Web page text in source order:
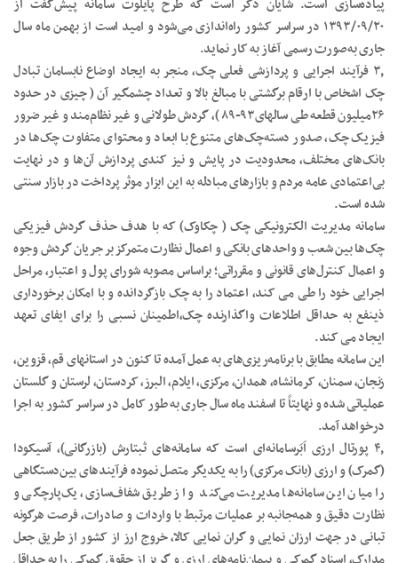
پیاده‌سازی است. شایان ذکر است که طرح پایلوت سامانه پیش‌گفت از
۱۳۹۳/۰۹/۲۰ در سراسر کشور راه‌اندازی می‌شود و امید است از بهمن ماه سال
جاری به‌صورت رسمی آغاز به کار نماید.
۳٫ فرآیند اجرایی و پردازشی فعلی چک، منجر به ایجاد اوضاع نابسامان تبادل
چک اشخاص با ارقام برگشتی با مبالغ بالا و تعداد چشمگیر آن ( چیزی در حدود
۲۶میلیون قطعه طی سالهای۹۳-۸۹ )، گردش طولانی و غیر نظام‌مند و غیر ضرور
فیزیک چک، صدور دسته‌چک‌های متنوع با ابعاد و محتوای متفاوت چک‌ها در
بانک‌های مختلف، محدودیت در پایش و نیز کندی پردازش آن‌ها و در نهایت
بی‌اعتمادی عامه مردم و بازارهای مبادله به این ابزار موثر پرداخت در بازار سنتی
شده است.
سامانه مدیریت الکترونیکی چک ( چکاوک) که با هدف حذف گردش فیزیکی
چک‌ها بین شعب و واحد‌های بانکی و اعمال نظارت متمرکز بر جریان گردش وجوه
و اعمال کنترل‌های قانونی و مقرراتی؛ براساس‌ مصوبه شورای پول و اعتبار، مراحل
اجرایی خود را طی می کند، اعتماد را به چک بازگردانده و با امکان برخورداری
ذینفع به حداقل اطلاعات واگذارنده چک،‌اطمینان نسبی را برای ایفای تعهد
ایجاد می کند.
این سامانه مطابق با برنامه‌ریزی‌های به عمل آمده تا کنون در استانهای قم، قزوین،
زنجان، سمنان، کرمانشاه، همدان، مرکزی، ایلام، البرز، کردستان، لرستان و گلستان
عملیاتی شده و نهایتاً تا اسفند ماه سال جاری به طور کامل در سراسر کشور به اجرا
درخواهد آمد.
۴٫ پورتال ارزی اَبَرسامانه‌ای است که سامانه‌های ثبتارش (بازرگانی)، آسیکودا
(گمرک) و ارزی (بانک مرکزی) را به یکدیگر متصل نموده فرآیندهای بین‌دستگاهی
را میان این سامانه‌ها مدیریت می‌کند و از طریق شفاف‌سازی، یک‌پارچگی و
نظارت دقیق و همه‌جانبه بر عملیات مرتبط با واردات و صادرات، فرصت هرگونه
تبانی در جهت ارزان نمایی و گران نمایی کالا، خروج ارز از کشور از طریق جعل